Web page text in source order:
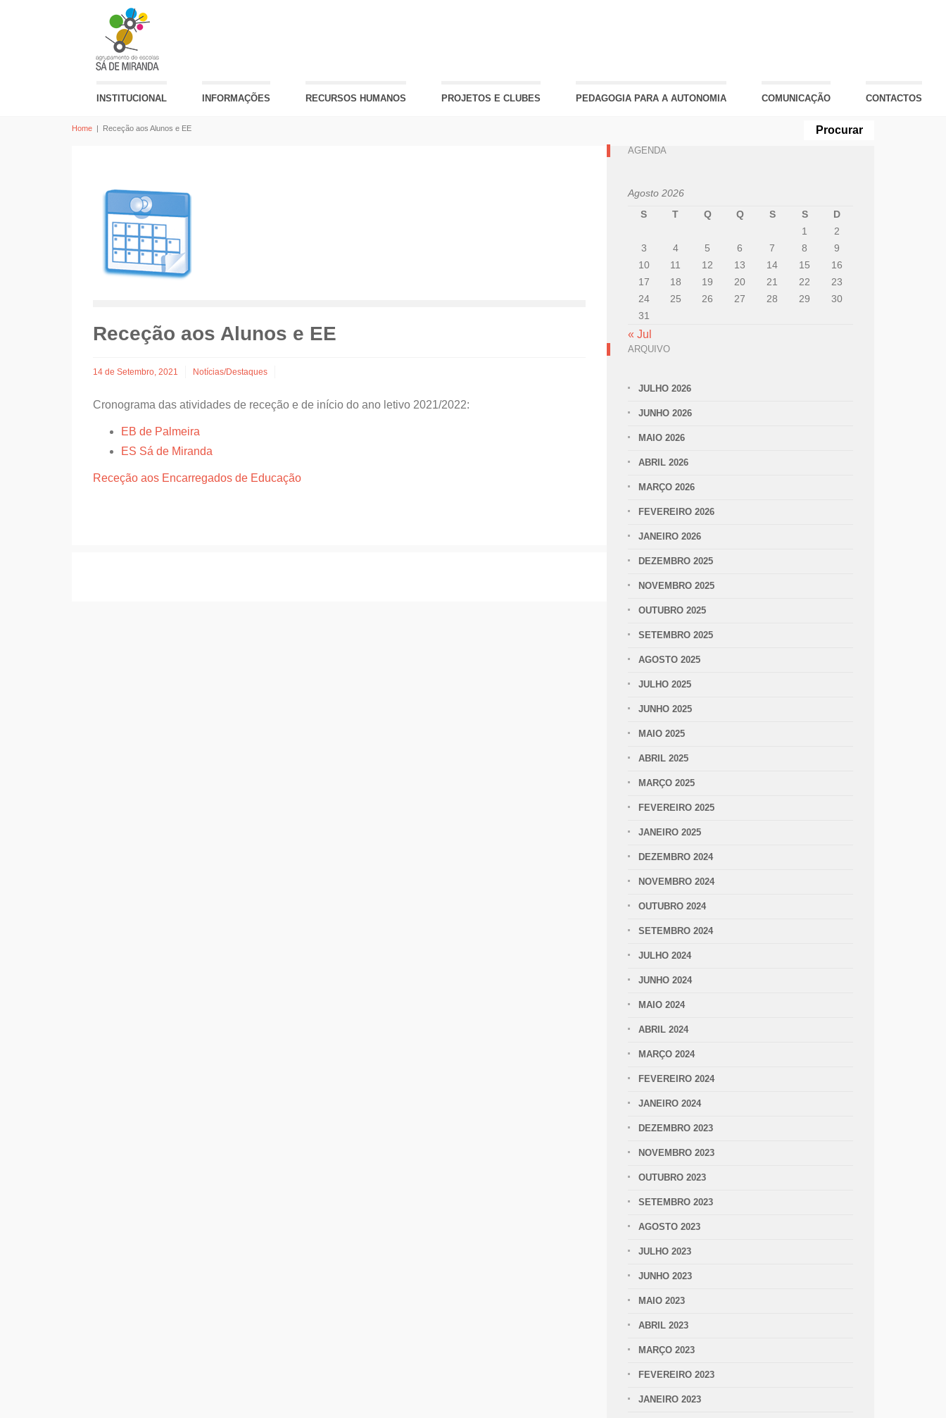
INSTITUCIONAL INFORMAÇÕES RECURSOS HUMANOS PROJETOS E CLUBES PEDAGOGIA PARA A AUTONOMIA COMUNICAÇÃO CONTACTOS
Home | Receção aos Alunos e EE
Receção aos Alunos e EE
14 de Setembro, 2021 Notícias/Destaques
Cronograma das atividades de receção e de início do ano letivo 2021/2022:
EB de Palmeira
ES Sá de Miranda
Receção aos Encarregados de Educação
AGENDA
Agosto 2026
S
T Q Q S S
D
1
2
3
4 5 6 7 8
9
10
11 12 13 14 15
16
17
18 19 20 21 22
23
24
25 26 27 28 29
30
31
« Jul
ARQUIVO
JULHO 2026
JUNHO 2026
MAIO 2026
ABRIL 2026
MARÇO 2026
FEVEREIRO 2026
JANEIRO 2026
DEZEMBRO 2025
NOVEMBRO 2025
OUTUBRO 2025
SETEMBRO 2025
AGOSTO 2025
JULHO 2025
JUNHO 2025
MAIO 2025
ABRIL 2025
MARÇO 2025
FEVEREIRO 2025
JANEIRO 2025
DEZEMBRO 2024
NOVEMBRO 2024
OUTUBRO 2024
SETEMBRO 2024
JULHO 2024
JUNHO 2024
MAIO 2024
ABRIL 2024
MARÇO 2024
FEVEREIRO 2024
JANEIRO 2024
DEZEMBRO 2023
NOVEMBRO 2023
OUTUBRO 2023
SETEMBRO 2023
AGOSTO 2023
JULHO 2023
JUNHO 2023
MAIO 2023
ABRIL 2023
MARÇO 2023
FEVEREIRO 2023
JANEIRO 2023